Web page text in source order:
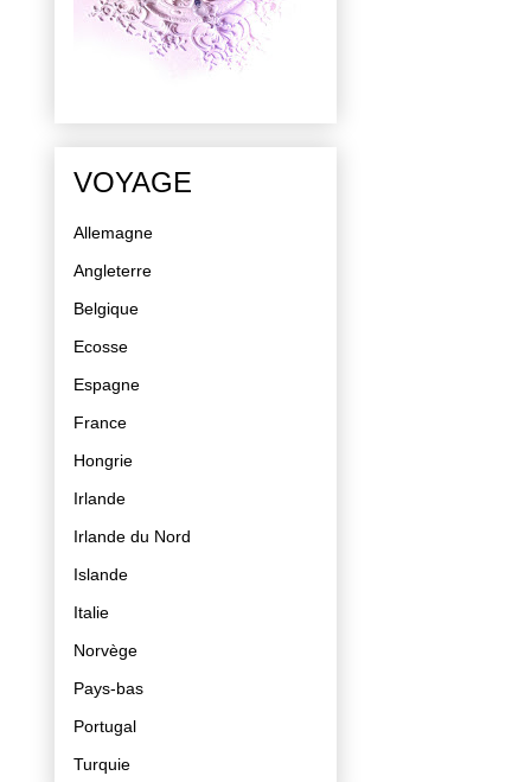
VOYAGE
Allemagne
Angleterre
Belgique
Ecosse
Espagne
France
Hongrie
Irlande
Irlande du Nord
Islande
Italie
Norvège
Pays-bas
Portugal
Turquie